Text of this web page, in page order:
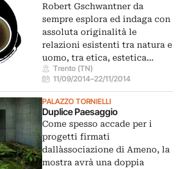
Robert Gschwantner da
sempre esplora ed indaga con
assoluta originalità le
relazioni esistenti tra natura e
uomo, tra etica, estetica…
Trento (TN)
11/09/2014–22/11/2014
PALAZZO TORNIELLI
Duplice Paesaggio
Come spesso accade per i
progetti firmati
dall`associazione di Ameno, la
mostra avrà una doppia